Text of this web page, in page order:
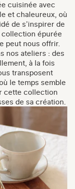
cuisinée avec
et chaleureux, où
de s’inspirer de
épurée
peut nous offrir.
nos ateliers : des
à la fois
transposent
le temps semble
cette collection
de sa création.